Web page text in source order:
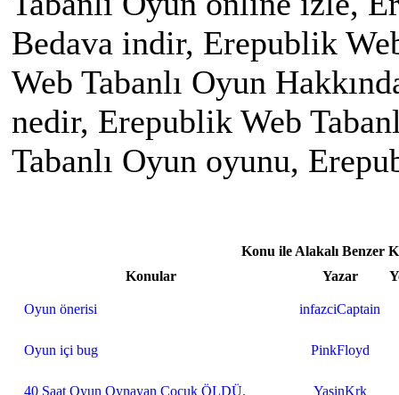
Bedava indir, Erepublik
Web Tabanlı Oyun
nedir, Erepublik Web
Tabanlı Oyun oyunu,
Konu ile Alakalı Benzer
Konular
Yazar
Oyun önerisi infazciCaptain
Oyun içi bug PinkFloyd
40 Saat Oyun Oynayan Çocuk ÖLDÜ. YasinKrk